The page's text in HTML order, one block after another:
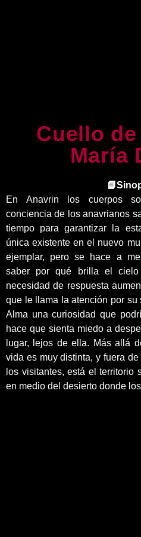
Cuello
María
En Anavrin los cuerpos
conciencia de los anavrianos
tiempo para garantizar la
única existente en el nuevo
ejemplar, pero se hace a
saber por qué brilla el
necesidad de respuesta
que le llama la atención por su
Alma una curiosidad que
hace que sienta miedo a
lugar, lejos de ella. Más allá
vida es muy distinta, y fuera
los visitantes, está el territorio
en medio del desierto donde